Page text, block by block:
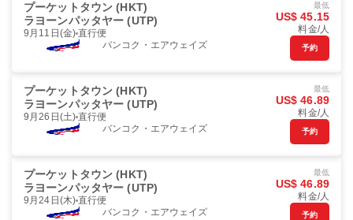
プーケットタウン (HKT)
ラヨーンパッタヤー (UTP)
9月11日(金) 直行便
バンコク・エアウェイズ
最低
US$ 45.15
料金/人
予約
プーケットタウン (HKT)
ラヨーンパッタヤー (UTP)
9月26日(土) 直行便
バンコク・エアウェイズ
最低
US$ 46.89
料金/人
予約
プーケットタウン (HKT)
ラヨーンパッタヤー (UTP)
9月24日(木) 直行便
バンコク・エアウェイズ
最低
US$ 46.89
料金/人
予約